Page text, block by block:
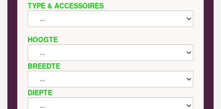
TYPE & ACCESSOIRES
HOOGTE
BREEDTE
DIEPTE